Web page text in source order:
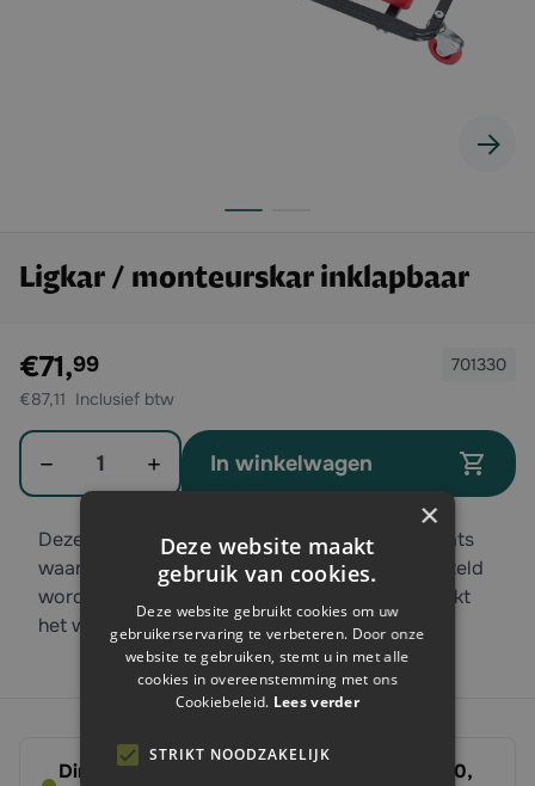
Ligkar / monteurskar inklapbaar
Exclusief btw:
€71,99
€87,11
701330
Aantal
In winkelwagen
Deze ligkar mag niet ontbreken in een werkplaats
waar veel onder voertuigen of machine gesleuteld
wordt. Deze ligkar biedt u veel comfort en maakt
het werken stukken makkelijker!
Direct leverbaar - Bestel voor dinsdag 14:00,
×
Deze website maakt
gebruik van cookies.
Deze website gebruikt cookies om uw
gebruikerservaring te verbeteren. Door onze
website te gebruiken, stemt u in met alle
cookies in overeenstemming met ons
Cookiebeleid. Lees verder
STRIKT NOODZAKELIJK